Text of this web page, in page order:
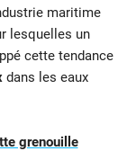
maritime
lesquelles un
cette tendance
dans les eaux
grenouille